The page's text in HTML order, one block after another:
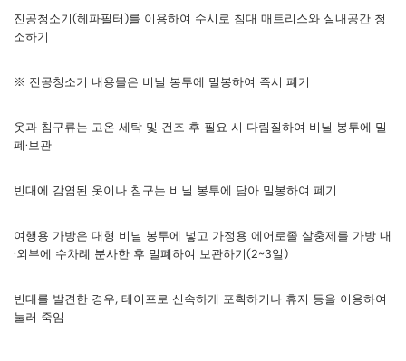
진공청소기(헤파필터)를 이용하여 수시로 침대 매트리스와 실내공간 청
소하기
※ 진공청소기 내용물은 비닐 봉투에 밀봉하여 즉시 폐기
옷과 침구류는 고온 세탁 및 건조 후 필요 시 다림질하여 비닐 봉투에 밀
폐·보관
빈대에 감염된 옷이나 침구는 비닐 봉투에 담아 밀봉하여 폐기
여행용 가방은 대형 비닐 봉투에 넣고 가정용 에어로졸 살충제를 가방 내
·외부에 수차례 분사한 후 밀폐하여 보관하기(2~3일)
빈대를 발견한 경우, 테이프로 신속하게 포획하거나 휴지 등을 이용하여
눌러 죽임